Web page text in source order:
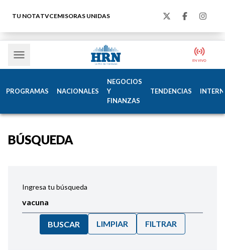
TU NOTATVCEMISORAS UNIDAS
PROGRAMAS NACIONALES
NEGOCIOS
Y
FINANZAS
TENDENCIAS
BÚSQUEDA
Ingresa tu búsqueda
BUSCAR LIMPIAR FILTRAR